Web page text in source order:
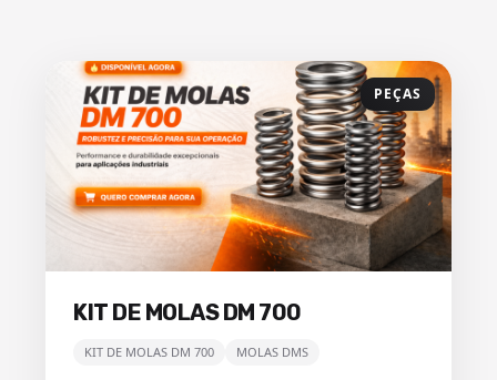
PEÇAS
KIT DE MOLAS DM 700
KIT DE MOLAS DM 700 MOLAS DMS